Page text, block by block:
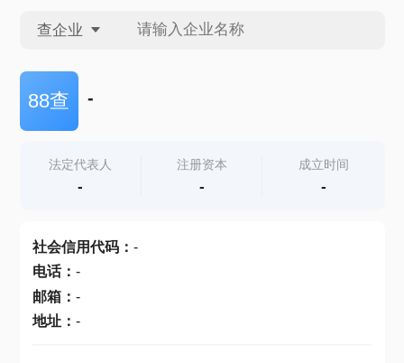
查企业
查企业
查产地
88查 -
法定代表人
-
注册资本
-
成立时间
-
社会信用代码： -
电话： -
邮箱： -
地址： -